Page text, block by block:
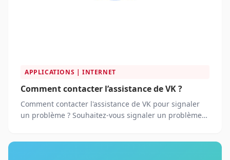
APPLICATIONS | INTERNET
Comment contacter l’assistance de VK ?
Comment contacter l'assistance de VK pour signaler
un problème ? Souhaitez-vous signaler un problème